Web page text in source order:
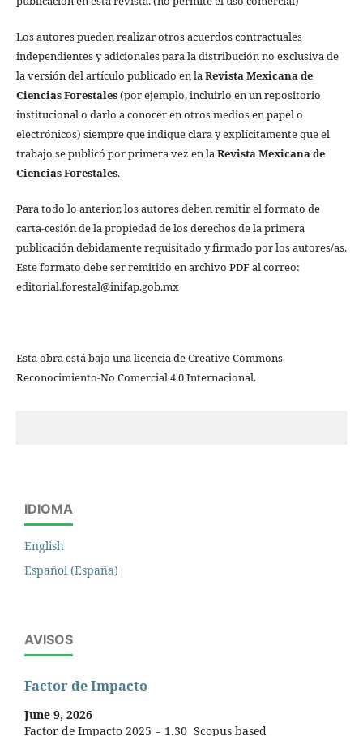
Los autores pueden realizar otros acuerdos contractuales
independientes y adicionales para la distribución no exclusiva de
la versión del artículo publicado en laRevista Mexicana de
Ciencias Forestales(por ejemplo, incluirlo en un repositorio
institucional o darlo a conocer en otros medios en papel o
electrónicos) siempre que indique clara y explícitamente que el
trabajo se publicó por primera vez en laRevista Mexicana de
Ciencias Forestales.
Para todo lo anterior, los autores deben remitir el formato de
carta-cesión de la propiedad de los derechos de la primera
publicación debidamente requisitado y firmado por los autores/as.
Este formato debe ser remitido en archivo PDF al correo:
editorial.forestal@inifap.gob.mx
Esta obra está bajo una licencia de Creative Commons
Reconocimiento-No Comercial 4.0 Internacional.
IDIOMA
English
Español (España)
AVISOS
Factor de Impacto
June 9, 2026
Factor de Impacto 2025 = 1.30 Scopus based